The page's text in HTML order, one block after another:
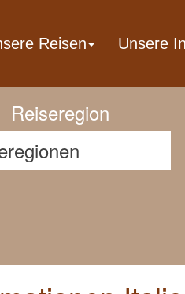
Reiseregion
Reisen Unsere